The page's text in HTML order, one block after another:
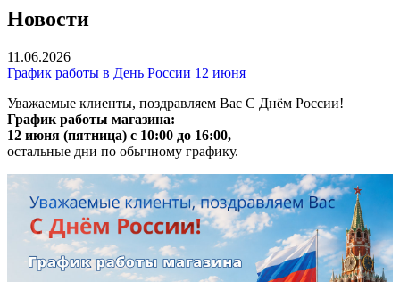
Новости
11.06.2026
График работы в День России 12 июня
Уважаемые клиенты, поздравляем Вас С Днём России!
График работы магазина:
12 июня (пятница) с 10:00 до 16:00,
остальные дни по обычному графику.